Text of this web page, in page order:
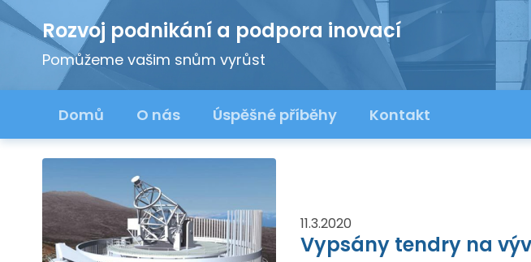
Rozvoj podnikání a podpora inovací
Pomůžeme vašim snům vyrůst
Domů O nás Úspěšné příběhy Kontakt
11.3.2020
Vypsány tendry na